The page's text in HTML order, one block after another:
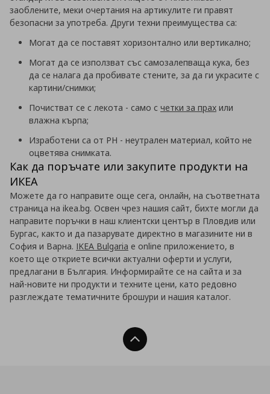
заоблените, меки очертания на артикулите ги правят
безопасни за употреба. Други техни преимущества са:
Могат да се поставят хоризонтално или вертикално;
Могат да се използват със самозалепваща кука, без
да се налага да пробивате стените, за да ги украсите с
картини/снимки;
Почистват се с лекота - само с четки за прах или
влажна кърпа;
Изработени са от PH - неутрален материал, който не
оцветява снимката.
Как да поръчате или закупите продукти на
ИКЕА
Можете да го направите още сега, онлайн, на съответната
страница на ikea.bg. Освен чрез нашия сайт, бихте могли да
направите поръчки в наш клиентски център в Пловдив или
Бургас, както и да пазарувате директно в магазините ни в
София и Варна. IKEA Bulgaria е online приложението, в
което ще откриете всички актуални оферти и услуги,
предлагани в България. Информирайте се на сайта и за
най-новите ни продукти и техните цени, като редовно
разглеждате тематичните брошури и нашия каталог.
Нагоре